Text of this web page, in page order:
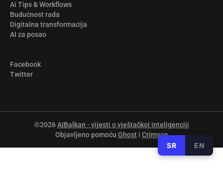
Ai Tips & Workflows
Budućnost rada
Digitalna transformacija
AI za posao
Facebook
Twitter
©2026AIBalkan - vijesti o vještačkoj inteligenciji
Objavljeno pomoću Ghosti Crimson
SR EN